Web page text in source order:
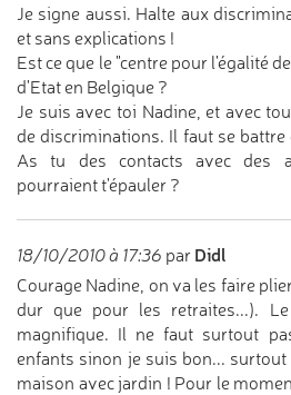
Je signe aussi. Halte aux
et sans explications !
Est ce que le "centre pour l'égalité
d'Etat en Belgique ?
Je suis avec toi Nadine, et avec
de discriminations. Il faut se
As tu des contacts avec des
pourraient t'épauler ?
18/10/2010 à 17:36 par Didl
Courage Nadine, on va les faire
dur que pour les retraites...).
magnifique. Il ne faut surtout
enfants sinon je suis bon...
maison avec jardin ! Pour le